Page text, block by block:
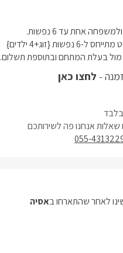
מול בעלת המתחם ובתוספת תשלום.
- לחצו כאן
בלבד
שאלות אנחנו פה לשירותכם
055-
לאחר שהתארחו באסיה